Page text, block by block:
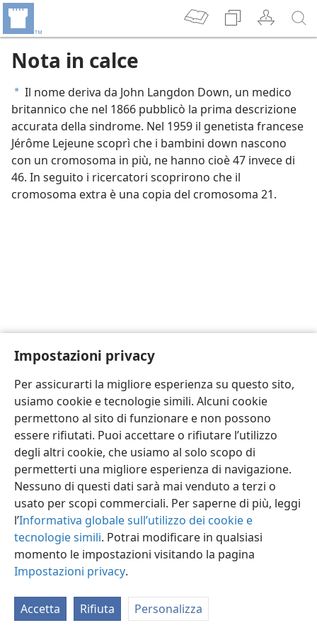
Impostazioni privacy
Per assicurarti la migliore esperienza su questo sito,
usiamo cookie e tecnologie simili. Alcuni cookie
permettono al sito di funzionare e non possono
essere rifiutati. Puoi accettare o rifiutare l’utilizzo
degli altri cookie, che usiamo al solo scopo di
permetterti una migliore esperienza di navigazione.
Nessuno di questi dati sarà mai venduto a terzi o
usato per scopi commerciali. Per saperne di più, leggi
l’Informativa globale sull’utilizzo dei cookie e
tecnologie simili. Potrai modificare in qualsiasi
momento le impostazioni visitando la pagina
Impostazioni privacy.
Accetta Rifiuta Personalizza
Nota in calce
a Il nome deriva da John Langdon Down, un medico
britannico che nel 1866 pubblicò la prima descrizione
accurata della sindrome. Nel 1959 il genetista francese
Jérôme Lejeune scoprì che i bambini down nascono
con un cromosoma in più, ne hanno cioè 47 invece di
46. In seguito i ricercatori scoprirono che il
cromosoma extra è una copia del cromosoma 21.
Italiano
Copyright © 2026 Watch Tower Bible and Tract Society of Pennsylvania
JW.ORG
Accedi